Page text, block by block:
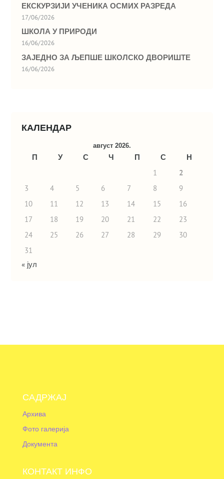
ЕКСКУРЗИЈИ УЧЕНИКА ОСМИХ РАЗРЕДА
17/06/2026
ШКОЛА У ПРИРОДИ
16/06/2026
ЗАЈЕДНО ЗА ЉЕПШЕ ШКОЛСКО ДВОРИШТЕ
16/06/2026
КАЛЕНДАР
август 2026.
П У С Ч П С
Н
1
2
3
4 5 6 7 8
9
10
11 12 13 14 15
16
17
18 19 20 21 22
23
24
25 26 27 28 29
30
31
« јул
САДРЖАЈ
Архива
Фото галерија
Документа
КОНТАКТ ИНФО